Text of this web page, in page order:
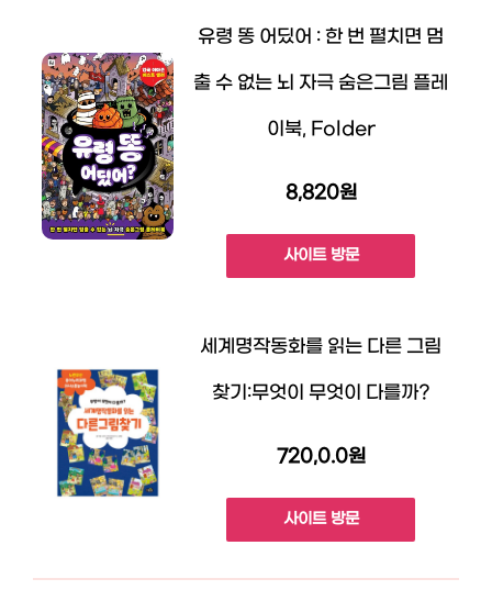
유령 똥 어딨어 : 한 번 펼치면 멈
출 수 없는 뇌 자극 숨은그림 플레
이북, Folder
8,820원
사이트 방문
세계명작동화를 읽는 다른 그림
찾기:무엇이 무엇이 다를까?
720,0.0원
사이트 방문